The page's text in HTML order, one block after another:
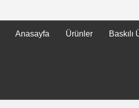
Anasayfa Ürünler Baskılı